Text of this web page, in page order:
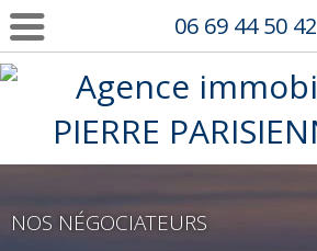
06 69 44 50 42
NOS NÉGOCIATEURS